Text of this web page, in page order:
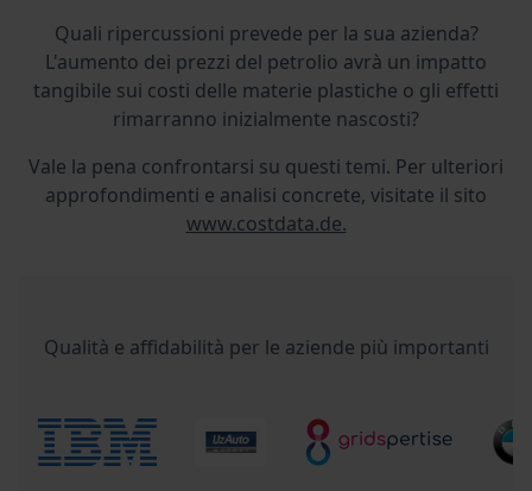
Quali ripercussioni prevede per la sua azienda?
L'aumento dei prezzi del petrolio avrà un impatto
tangibile sui costi delle materie plastiche o gli effetti
rimarranno inizialmente nascosti?
Vale la pena confrontarsi su questi temi. Per ulteriori
approfondimenti e analisi concrete, visitate il sito
www.costdata.de.
Qualità e affidabilità per le aziende più importanti